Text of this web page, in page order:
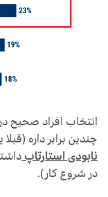
انتخاب افراد صحیح
چندین برابر داره
نابودی استارتاپ
در شروع کار).